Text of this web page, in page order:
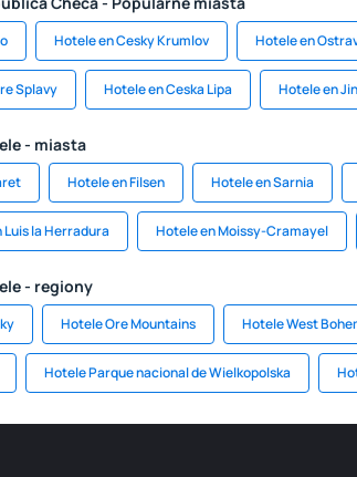
Hotele en Cesky Krumlov Hotele en
Splavy Hotele en Ceska Lipa Hotele en
- miasta
Hotele en Filsen Hotele en Sarnia
Luis la Herradura Hotele en Moissy-Cramayel
- regiony
Hotele Ore Mountains Hotele West
Hotele Parque nacional de Wielkopolska